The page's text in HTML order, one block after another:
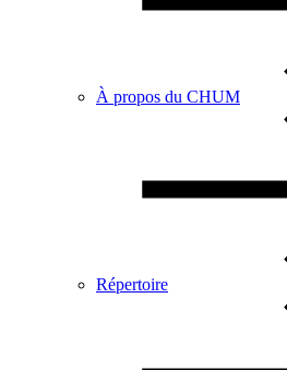
À propos du CHUM
Répertoire